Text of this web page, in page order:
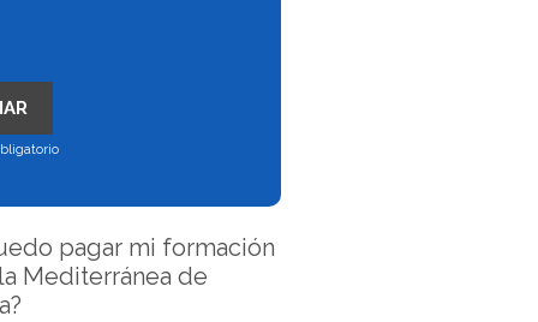
pagar mi formación
Mediterránea de